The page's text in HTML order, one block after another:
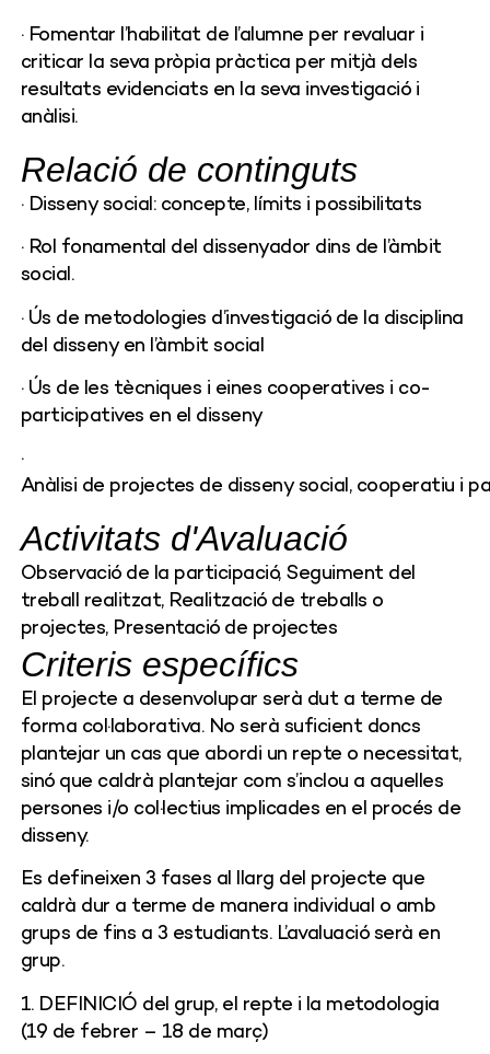
· Fomentar l’habilitat de l’alumne per revaluar i
criticar la seva pròpia pràctica per mitjà dels
resultats evidenciats en la seva investigació i
anàlisi.
Relació de continguts
· Dissenysocial: concepte, límits i possibilitats
· Rol fonamental del dissenyador dins de l’àmbit
social.
· Ús de metodologies d’investigació de la disciplina
del disseny en l’àmbit social
· Ús de les tècniques i eines cooperatives i co-
participatives en el disseny
·
Anàlisi de projectes de dissenysocial, cooperatiu i
Activitats d'Avaluació
Observació de la participació, Seguiment del
treball realitzat, Realització de treballs o
projectes, Presentació de projectes
Criteris específics
El projecte a desenvolupar serà dut a terme de
forma col·laborativa. No serà suficient doncs
plantejar un cas que abordi un repte o necessitat,
sinó que caldrà plantejar com s’inclou a aquelles
persones i/o col·lectius implicades en el procés de
disseny.
Es defineixen 3 fases al llarg del projecte que
caldrà dur a terme de manera individual o amb
grups de fins a 3 estudiants. L’avaluació serà en
grup.
1. DEFINICIÓ del grup, el repte i la metodologia
(19 de febrer – 18 de març)